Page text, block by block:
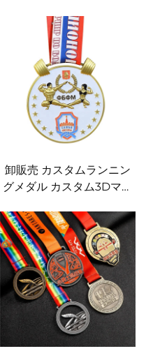
卸販売 カスタムランニン
グメダル カスタム3Dマラ
ソフトエナメルウェイトリ
フティングメダル